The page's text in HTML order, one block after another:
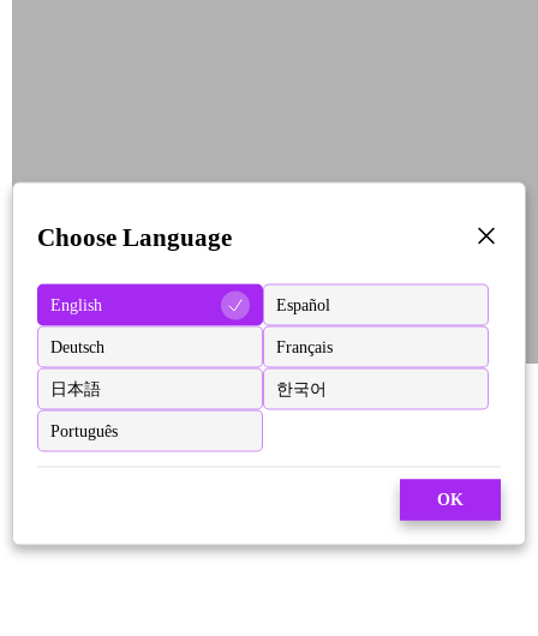
Choose Language
English Español
Deutsch Français
日本語 한국어
Português
OK